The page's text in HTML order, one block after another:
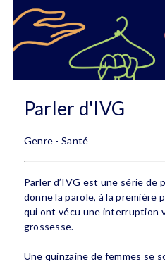
Parler d'IVG
Genre - Santé
Parler d’IVG est une série de
donne la parole, à la première
qui ont vécu une interruption
grossesse.
Une quinzaine de femmes se